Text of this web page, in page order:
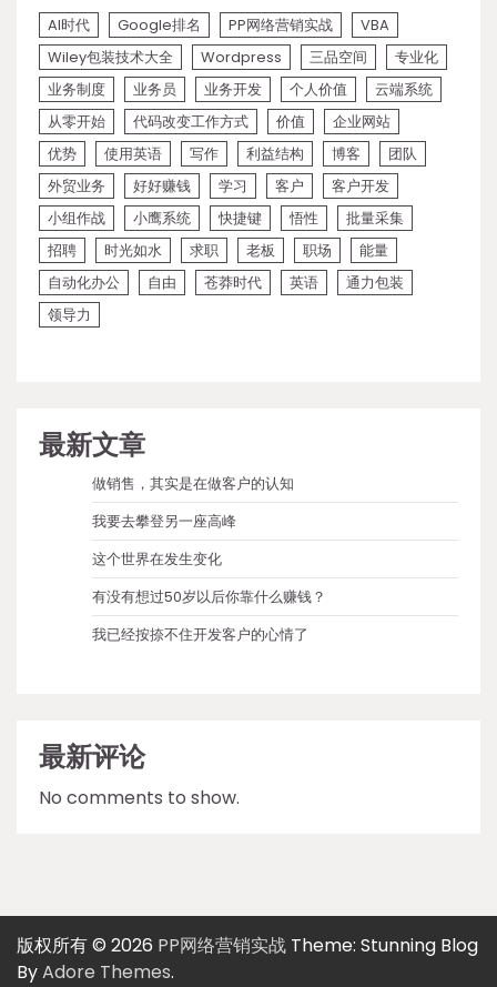
AI时代 Google排名 PP网络营销实战
VBA
Wiley包装技术大全
Wordpress 三品空间
专业化
业务制度
业务员 业务开发 个人价值
云端系统
从零开始
代码改变工作方式 价值
企业网站
优势
使用英语 写作 利益结构 博客
团队
外贸业务
好好赚钱 学习 客户
客户开发
小组作战
小鹰系统 快捷键 悟性
批量采集
招聘
时光如水 求职 老板 职场
能量
自动化办公
自由 苍莽时代 英语
通力包装
领导力
最新文章
做销售，其实是在做客户的认知
我要去攀登另一座高峰
这个世界在发生变化
有没有想过50岁以后你靠什么赚钱？
我已经按捺不住开发客户的心情了
最新评论
No comments to show.
版权所有 © 2026 PP网络营销实战 Theme: Stunning Blog
ByAdore Themes.